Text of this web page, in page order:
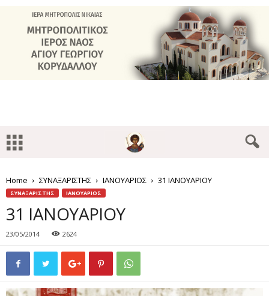
Home ΣΥΝΑΞΑΡΙΣΤΗΣ ΙΑΝΟΥΑΡΙΟΣ 31 ΙΑΝΟΥΑΡΙΟΥ
ΣΥΝΑΞΑΡΙΣΤΗΣ ΙΑΝΟΥΑΡΙΟΣ
31 ΙΑΝΟΥΑΡΙΟΥ
23/05/2014 2624